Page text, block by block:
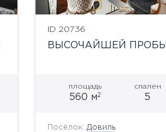
ID 20736
ВЫСОЧАЙШЕЙ
площадь
560 м2
спален
5
Посёлок: Довиль